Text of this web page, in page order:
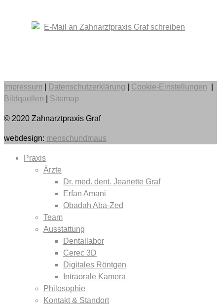
Impressum Datenschutzerklärung Cookie-Einstellungen
Bildquellen
Sitemap
© 2020 Zahnarztpraxis Graf
webdesign: menschundmaus
Praxis
Ärzte
Dr. med. dent. Jeanette Graf
Erfan Amani
Obadah Aba-Zed
Team
Ausstattung
Dentallabor
Cerec 3D
Digitales Röntgen
Intraorale Kamera
Philosophie
Kontakt & Standort